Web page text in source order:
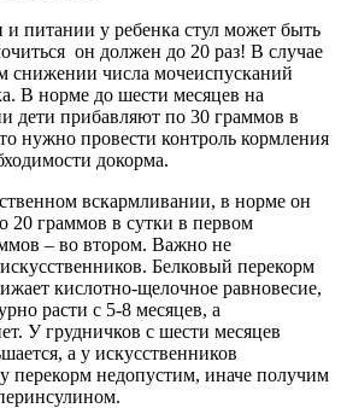
питании у ребенка стул может быть
он должен до 20 раз! В случае
снижении числа мочеиспусканий
В норме до шести месяцев на
дети прибавляют по 30 граммов в
нужно провести контроль кормления
докорма.
вскармливании, в норме он
20 граммов в сутки в первом
– во втором. Важно не
Белковый перекорм
кислотно-щелочное равновесие,
расти с 5-8 месяцев, а
У грудничков с шести месяцев
а у искусственников
перекорм недопустим, иначе получим